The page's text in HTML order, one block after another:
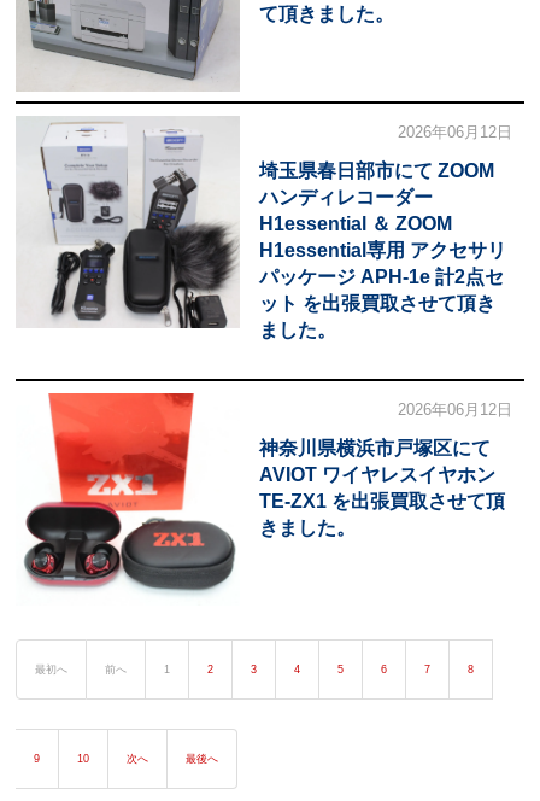
て頂きました。
2026年06月12日
埼玉県春日部市にて ZOOM
ハンディレコーダー
H1essential ＆ ZOOM
H1essential専用 アクセサリ
パッケージ APH-1e 計2点セ
ット を出張買取させて頂き
ました。
2026年06月12日
神奈川県横浜市戸塚区にて
AVIOT ワイヤレスイヤホン
TE-ZX1 を出張買取させて頂
きました。
最初へ 前へ 1 2 3 4 5 6 7 8
9 10 次へ 最後へ